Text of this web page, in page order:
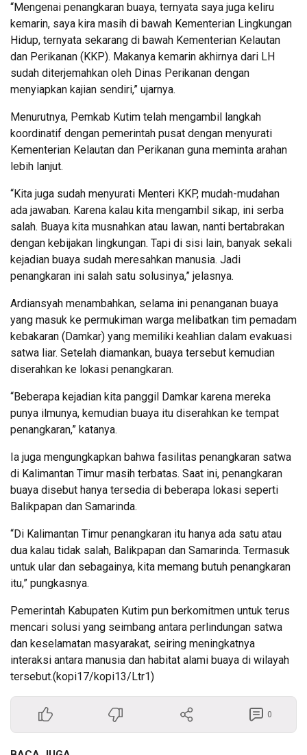
“Mengenai penangkaran buaya, ternyata saya juga keliru
kemarin, saya kira masih di bawah Kementerian Lingkungan
Hidup, ternyata sekarang di bawah Kementerian Kelautan
dan Perikanan (KKP). Makanya kemarin akhirnya dari LH
sudah diterjemahkan oleh Dinas Perikanan dengan
menyiapkan kajian sendiri,” ujarnya.
Menurutnya, Pemkab Kutim telah mengambil langkah
koordinatif dengan pemerintah pusat dengan menyurati
Kementerian Kelautan dan Perikanan guna meminta arahan
lebih lanjut.
“Kita juga sudah menyurati Menteri KKP, mudah-mudahan
ada jawaban. Karena kalau kita mengambil sikap, ini serba
salah. Buaya kita musnahkan atau lawan, nanti bertabrakan
dengan kebijakan lingkungan. Tapi di sisi lain, banyak sekali
kejadian buaya sudah meresahkan manusia. Jadi
penangkaran ini salah satu solusinya,” jelasnya.
Ardiansyah menambahkan, selama ini penanganan buaya
yang masuk ke permukiman warga melibatkan tim pemadam
kebakaran (Damkar) yang memiliki keahlian dalam evakuasi
satwa liar. Setelah diamankan, buaya tersebut kemudian
diserahkan ke lokasi penangkaran.
“Beberapa kejadian kita panggil Damkar karena mereka
punya ilmunya, kemudian buaya itu diserahkan ke tempat
penangkaran,” katanya.
Ia juga mengungkapkan bahwa fasilitas penangkaran satwa
di Kalimantan Timur masih terbatas. Saat ini, penangkaran
buaya disebut hanya tersedia di beberapa lokasi seperti
Balikpapan dan Samarinda.
“Di Kalimantan Timur penangkaran itu hanya ada satu atau
dua kalau tidak salah, Balikpapan dan Samarinda. Termasuk
untuk ular dan sebagainya, kita memang butuh penangkaran
itu,” pungkasnya.
Pemerintah Kabupaten Kutim pun berkomitmen untuk terus
mencari solusi yang seimbang antara perlindungan satwa
dan keselamatan masyarakat, seiring meningkatnya
interaksi antara manusia dan habitat alami buaya di wilayah
tersebut.(kopi17/kopi13/Ltr1)
0